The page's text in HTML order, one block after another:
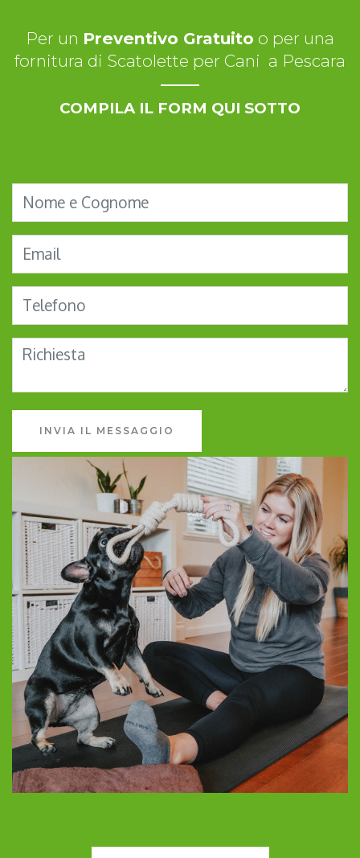
Per un Preventivo Gratuito o per una
fornitura di Scatolette per Cani a Pescara
COMPILA IL FORM QUI SOTTO
INVIA IL MESSAGGIO